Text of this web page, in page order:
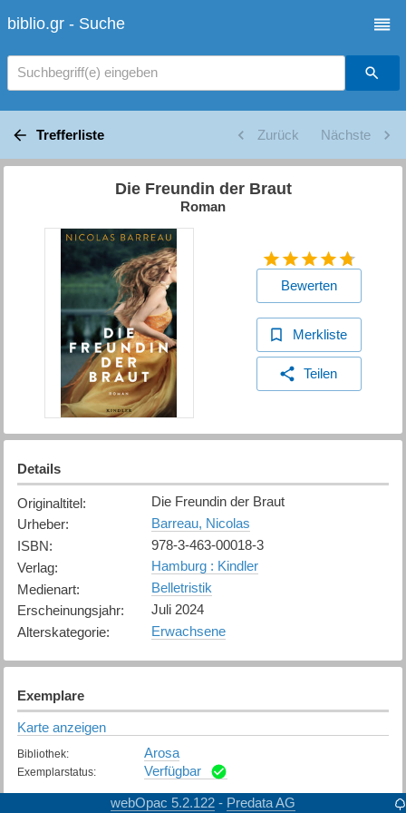
biblio.gr - Suche
Suchbegriff(e) eingeben
Trefferliste Zurück Nächste
Die Freundin der Braut
Roman
Bewerten
Merkliste
Teilen
Details
Originaltitel:
Die Freundin der Braut
Urheber:
Barreau, Nicolas
ISBN:
978-3-463-00018-3
Verlag:
Hamburg : Kindler
Medienart:
Belletristik
Erscheinungsjahr:
Juli 2024
Alterskategorie: Erwachsene
Exemplare
Karte anzeigen
Bibliothek: Arosa
Exemplarstatus: Verfügbar
Bonaduz
webOpac 5.2.122 - Predata AG